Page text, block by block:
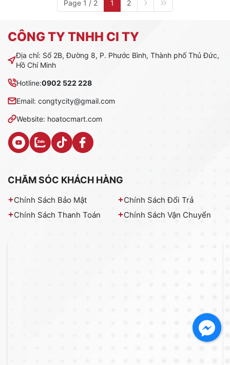
Page 1 / 2 1 2
CÔNG TY TNHH CI TY
Địa chỉ: Số 2B, Đường 8, P. Phước Bình, Thành phố Thủ Đức,
Hồ Chí Minh
Hotline:0902 522 228
Email: congtycity@gmail.com
Website: hoatocmart.com
CHĂM SÓC KHÁCH HÀNG
Chính Sách Bảo Mật
Chính Sách Đổi Trả
Chính Sách Thanh Toán
Chính Sách Vận Chuyển